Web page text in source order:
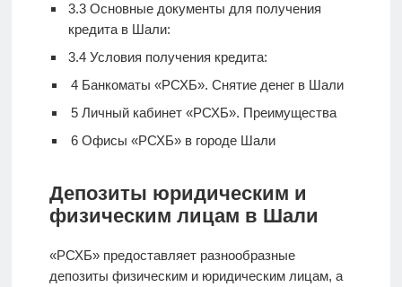
3.3Основные документы для получения
кредита в Шали:
3.4Условия получения кредита:
4Банкоматы «РСХБ». Снятие денег в Шали
5Личный кабинет «РСХБ». Преимущества
6Офисы «РСХБ» в городе Шали
Депозиты юридическим и
физическим лицам в Шали
«РСХБ» предоставляет разнообразные
депозиты физическим и юридическим лицам, а